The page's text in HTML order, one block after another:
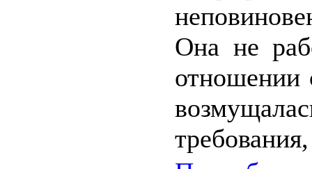
Она не
отношении